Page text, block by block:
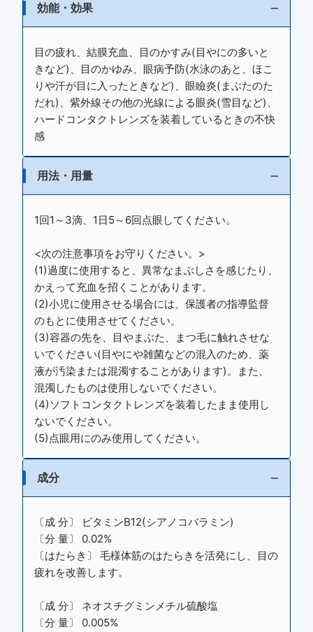
効能・効果
目の疲れ、結膜充血、目のかすみ(目やにの多いと
きなど)、目のかゆみ、眼病予防(水泳のあと、ほこ
りや汗が目に入ったときなど)、眼瞼炎(まぶたのた
だれ)、紫外線その他の光線による眼炎(雪目など)、
ハードコンタクトレンズを装着しているときの不快
感
用法・用量
1回1～3滴、1日5～6回点眼してください。
<次の注意事項をお守りください。>
(1)過度に使用すると、異常なまぶしさを感じたり、
かえって充血を招くことがあります。
(2)小児に使用させる場合には、保護者の指導監督
のもとに使用させてください。
(3)容器の先を、目やまぶた、まつ毛に触れさせな
いでください(目やにや雑菌などの混入のため、薬
液が汚染または混濁することがあります)。また、
混濁したものは使用しないでください。
(4)ソフトコンタクトレンズを装着したまま使用し
ないでください。
(5)点眼用にのみ使用してください。
成分
〔成 分〕 ビタミンB12(シアノコバラミン)
〔分 量〕 0.02%
〔はたらき〕 毛様体筋のはたらきを活発にし、目の
疲れを改善します。
〔成 分〕 ネオスチグミンメチル硫酸塩
〔分 量〕 0.005%